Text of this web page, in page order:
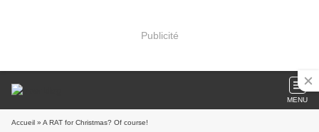
Publicité
MENU
Accueil » A RAT for Christmas? Of course!